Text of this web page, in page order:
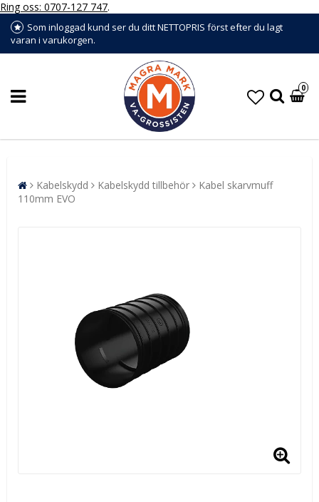
Ring oss: 0707-127 747.
Som inloggad kund ser du ditt NETTOPRIS först efter du lagt
varan i varukorgen.
0
Kabelskydd Kabelskydd tillbehör
Kabel skarvmuff
110mm EVO